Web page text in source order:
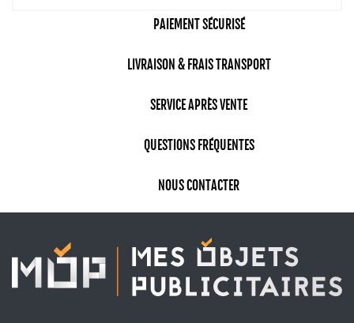
PAIEMENT SÉCURISÉ
LIVRAISON & FRAIS TRANSPORT
SERVICE APRÈS VENTE
QUESTIONS FRÉQUENTES
NOUS CONTACTER